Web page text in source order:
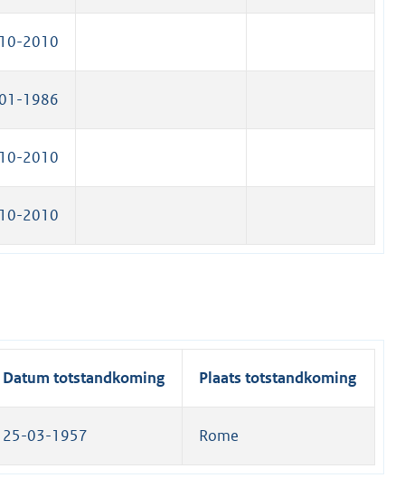
2010
1986
2010
2010
Datum totstandkoming Plaats totstandkoming
25-03-1957 Rome